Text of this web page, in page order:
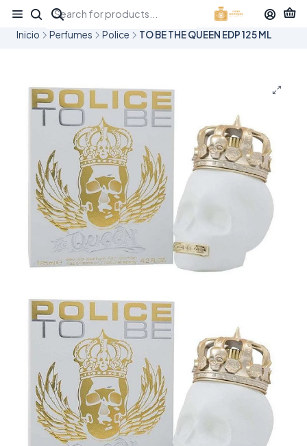
¡APROVECHA NUESTRAS OFERTAS EN TUBBEES ESTE DÍA DEL NIÑO!
Inicio Perfumes Police TO BE THE QUEEN EDP 125 ML